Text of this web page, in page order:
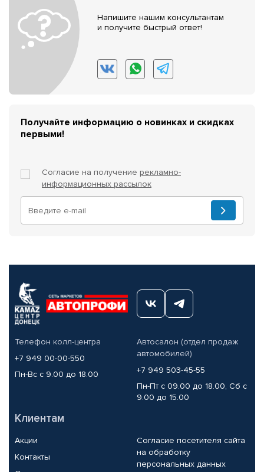
Напишите нашим консультантам
и получите быстрый ответ!
Получайте информацию о новинках и скидках
первыми!
Согласие на получение рекламно-
информационных рассылок
Телефон колл-центра
+7 949 00-00-550
Пн-Вс с 9.00 до 18.00
Автосалон (отдел продаж
автомобилей)
+7 949 503-45-55
Пн-Пт с 09.00 до 18.00, Сб с
9.00 до 15.00
Клиентам
Акции
Контакты
Согласие посетителя сайта
на обработку
персональных данных